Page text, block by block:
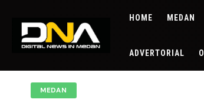
HOME MEDAN
ADVERTORIAL
MEDAN